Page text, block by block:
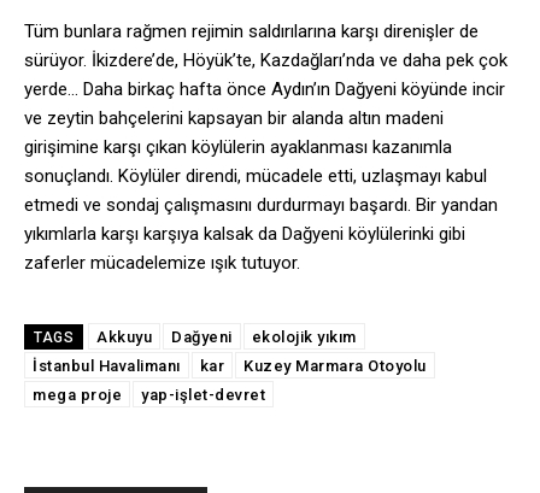
Tüm bunlara rağmen rejimin saldırılarına karşı direnişler de
sürüyor. İkizdere’de, Höyük’te, Kazdağları’nda ve daha pek çok
yerde… Daha birkaç hafta önce Aydın’ın Dağyeni köyünde incir
ve zeytin bahçelerini kapsayan bir alanda altın madeni
girişimine karşı çıkan köylülerin ayaklanması kazanımla
sonuçlandı. Köylüler direndi, mücadele etti, uzlaşmayı kabul
etmedi ve sondaj çalışmasını durdurmayı başardı. Bir yandan
yıkımlarla karşı karşıya kalsak da Dağyeni köylülerinki gibi
zaferler mücadelemize ışık tutuyor.
TAGS Akkuyu Dağyeni
ekolojik yıkım
İstanbul Havalimanı
kar
Kuzey Marmara Otoyolu
mega proje
yap-işlet-devret